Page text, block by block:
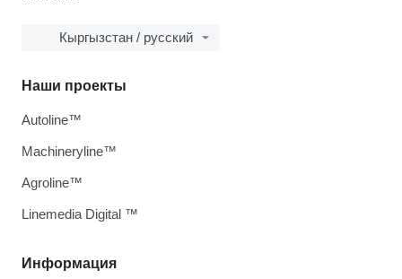
Кыргызстан / русский
Информация
Наши проекты
Autoline™
Machineryline™
Agroline™
Linemedia Digital ™